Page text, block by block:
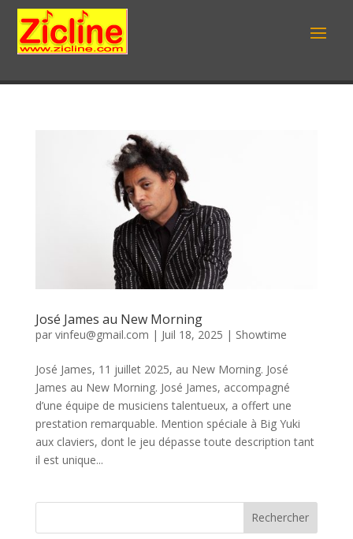
José James au New Morning
par vinfeu@gmail.com | Juil 18, 2025 | Showtime
José James, 11 juillet 2025, au New Morning. José
James au New Morning. José James, accompagné
d’une équipe de musiciens talentueux, a offert une
prestation remarquable. Mention spéciale à Big Yuki
aux claviers, dont le jeu dépasse toute description tant
il est unique...
Rechercher